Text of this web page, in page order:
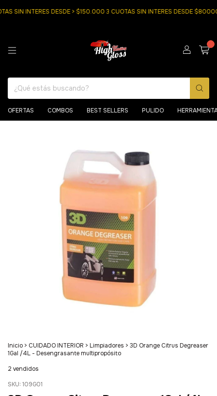
SIN INTERES DESDE > $150.000 3 CUOTAS SIN INTERES DESDE $80000
OFERTAS COMBOS BEST SELLERS PULIDO
Inicio > CUIDADO INTERIOR > Limpiadores > 3D Orange Citrus Degreaser
1Gal /4L - Desengrasante multipropósito
2 vendidos
SKU: 109G01